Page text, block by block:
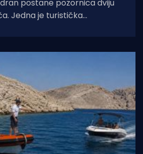
postane pozornica dviju
Jedna je turistička